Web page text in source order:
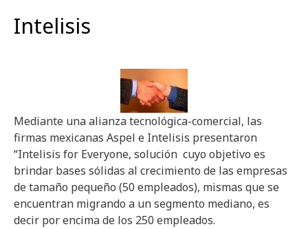
Intelisis
Mediante una alianza tecnológica-comercial, las
firmas mexicanas Aspel e Intelisis presentaron
“Intelisis for Everyone, solución cuyo objetivo es
brindar bases sólidas al crecimiento de las empresas
de tamaño pequeño (50 empleados), mismas que se
encuentran migrando a un segmento mediano, es
decir por encima de los 250 empleados.